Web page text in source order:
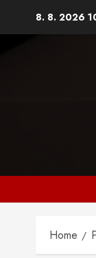
8. 8. 2026
Home